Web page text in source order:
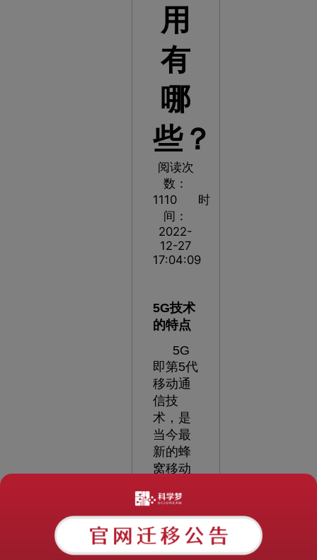
用
有
哪
些？
阅读次
数：
1110
时
间：
2022-
12-27
17:04:09
5G技术
的特点
5G
即第5代
移动通
信技
术，是
当今最
新的蜂
窝移动
术，其
主要特
点是高
容量、